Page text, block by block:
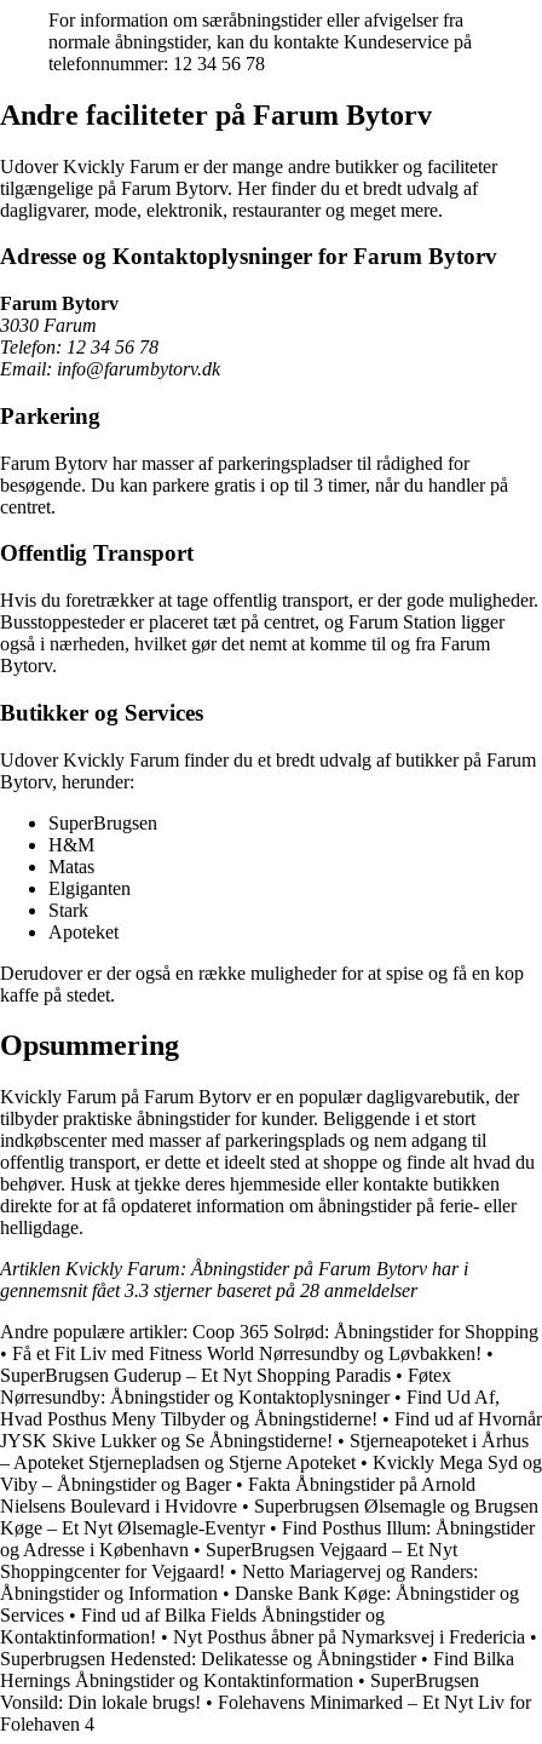
For information om særåbningstider eller afvigelser fra
normale åbningstider, kan du kontakte Kundeservice på
telefonnummer: 12 34 56 78
Andre faciliteter på Farum Bytorv
Udover Kvickly Farum er der mange andre butikker og faciliteter
tilgængelige på Farum Bytorv. Her finder du et bredt udvalg af
dagligvarer, mode, elektronik, restauranter og meget mere.
Adresse og Kontaktoplysninger for Farum Bytorv
Farum Bytorv
3030 Farum
Telefon: 12 34 56 78
Email: info@farumbytorv.dk
Parkering
Farum Bytorv har masser af parkeringspladser til rådighed for
besøgende. Du kan parkere gratis i op til 3 timer, når du handler på
centret.
Offentlig Transport
Hvis du foretrækker at tage offentlig transport, er der gode muligheder.
Busstoppesteder er placeret tæt på centret, og Farum Station ligger
også i nærheden, hvilket gør det nemt at komme til og fra Farum
Bytorv.
Butikker og Services
Udover Kvickly Farum finder du et bredt udvalg af butikker på Farum
Bytorv, herunder:
SuperBrugsen
H&M
Matas
Elgiganten
Stark
Apoteket
Derudover er der også en række muligheder for at spise og få en kop
kaffe på stedet.
Opsummering
Kvickly Farum på Farum Bytorv er en populær dagligvarebutik, der
tilbyder praktiske åbningstider for kunder. Beliggende i et stort
indkøbscenter med masser af parkeringsplads og nem adgang til
offentlig transport, er dette et ideelt sted at shoppe og finde alt hvad du
behøver. Husk at tjekke deres hjemmeside eller kontakte butikken
direkte for at få opdateret information om åbningstider på ferie- eller
helligdage.
Artiklen Kvickly Farum: Åbningstider på Farum Bytorv har i
gennemsnit fået3.3 stjerner baseret på 28 anmeldelser
Andre populære artikler: Coop 365 Solrød: Åbningstider for Shopping
• Få et Fit Liv med Fitness World Nørresundby og Løvbakken! •
SuperBrugsen Guderup – Et Nyt Shopping Paradis • Føtex
Nørresundby: Åbningstider og Kontaktoplysninger• Find Ud Af,
Hvad Posthus Meny Tilbyder og Åbningstiderne! • Find ud af Hvornår
JYSK Skive Lukker og Se Åbningstiderne! • Stjerneapoteket i Århus
– Apoteket Stjernepladsen og Stjerne Apoteket • Kvickly Mega Syd og
Viby – Åbningstider og Bager• Fakta Åbningstider på Arnold
Nielsens Boulevard i Hvidovre • Superbrugsen Ølsemagle og Brugsen
Køge – Et Nyt Ølsemagle-Eventyr• Find Posthus Illum: Åbningstider
og Adresse i København • SuperBrugsen Vejgaard – Et Nyt
Shoppingcenter for Vejgaard! • Netto Mariagervej og Randers:
Åbningstider og Information • Danske Bank Køge: Åbningstider og
Services • Find ud af Bilka Fields Åbningstider og
Kontaktinformation! • Nyt Posthus åbner på Nymarksvej i Fredericia •
Superbrugsen Hedensted: Delikatesse og Åbningstider• Find Bilka
Hernings Åbningstider og Kontaktinformation • SuperBrugsen
Vonsild: Din lokale brugs! • Folehavens Minimarked – Et Nyt Liv for
Folehaven 4